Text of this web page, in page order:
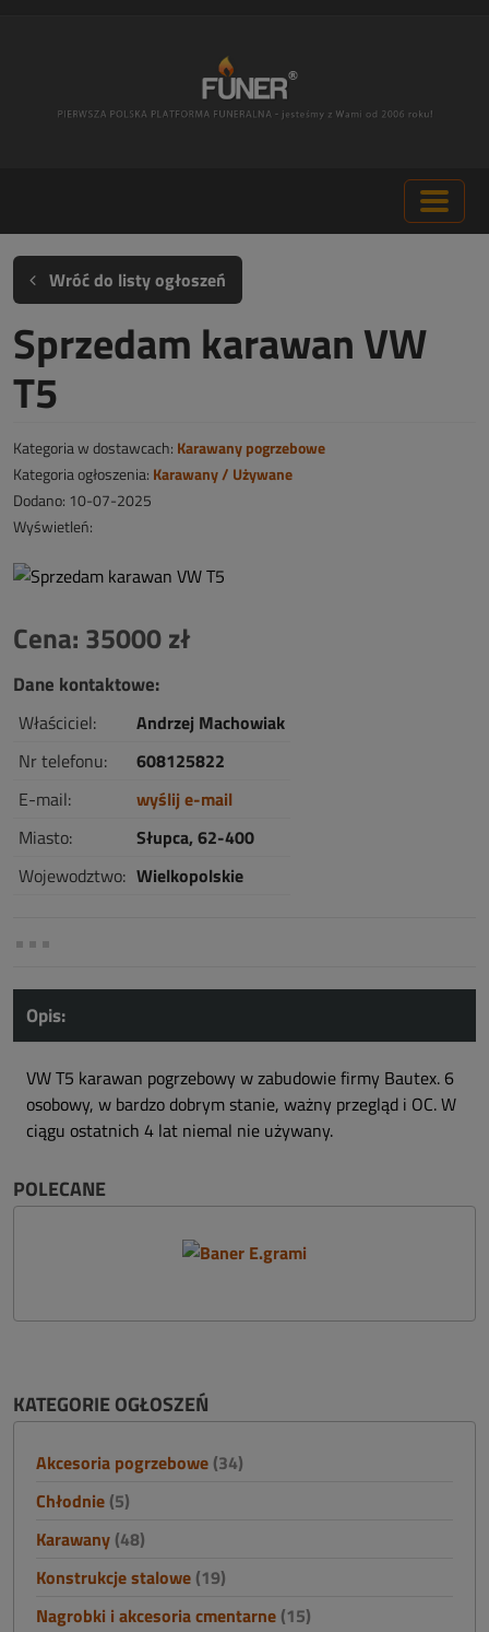
Wróć do listy ogłoszeń
Sprzedam karawan VW
T5
Kategoria w dostawcach: Karawany pogrzebowe
Kategoria ogłoszenia: Karawany / Używane
Dodano: 10-07-2025
Wyświetleń:
Cena: 35000 zł
Dane kontaktowe:
Właściciel:
Andrzej Machowiak
Nr telefonu:
608125822
E-mail:
wyślij e-mail
Miasto:
Słupca, 62-400
Wojewodztwo: Wielkopolskie
Opis:
VW T5 karawan pogrzebowy w zabudowie firmy Bautex. 6
osobowy, w bardzo dobrym stanie, ważny przegląd i OC. W
ciągu ostatnich 4 lat niemal nie używany.
POLECANE
KATEGORIE OGŁOSZEŃ
Akcesoria pogrzebowe (34)
Chłodnie (5)
Karawany (48)
Konstrukcje stalowe (19)
Nagrobki i akcesoria cmentarne (15)